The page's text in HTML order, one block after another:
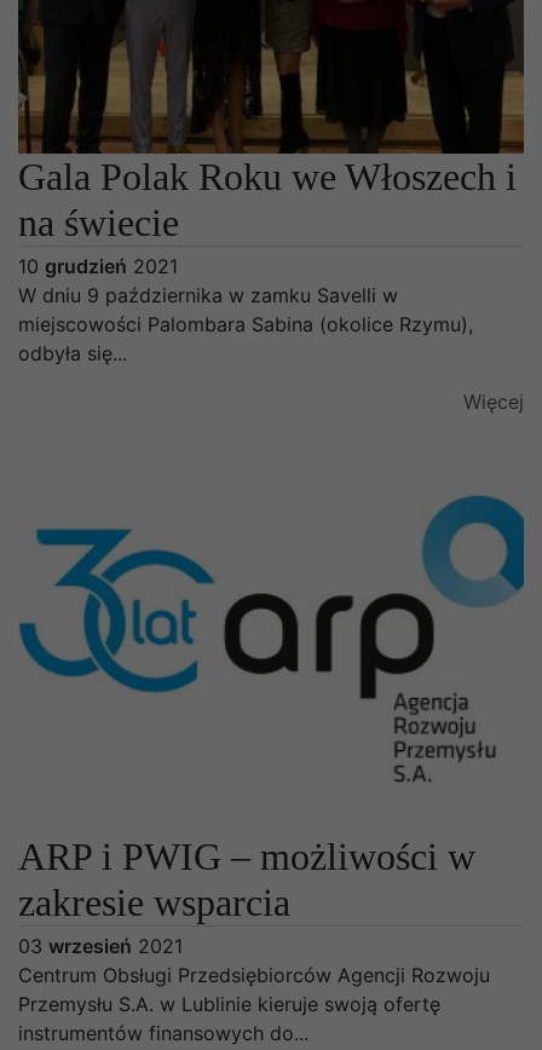
Gala Polak Roku we Włoszech i
na świecie
10 grudzień 2021
W dniu 9 października w zamku Savelli w
miejscowości Palombara Sabina (okolice Rzymu),
odbyła się...
Więcej
ARP i PWIG – możliwości w
zakresie wsparcia
03 wrzesień 2021
Centrum Obsługi Przedsiębiorców Agencji Rozwoju
Przemysłu S.A. w Lublinie kieruje swoją ofertę
instrumentów finansowych do...